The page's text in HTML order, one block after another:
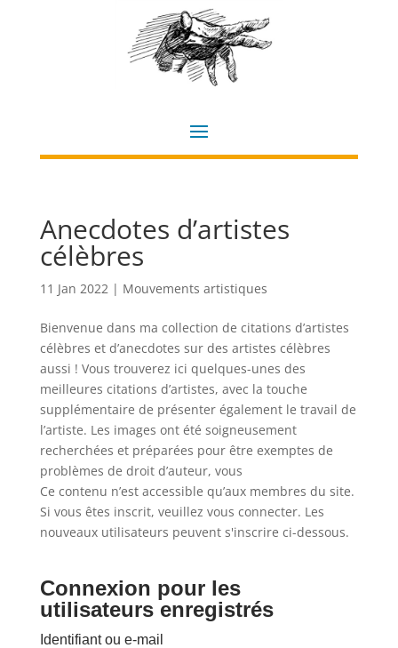
Anecdotes d’artistes
célèbres
11 Jan 2022| Mouvements artistiques
Bienvenue dans ma collection de citations d’artistes
célèbres et d’anecdotes sur des artistes célèbres
aussi ! Vous trouverez ici quelques-unes des
meilleures citations d’artistes, avec la touche
supplémentaire de présenter également le travail de
l’artiste. Les images ont été soigneusement
recherchées et préparées pour être exemptes de
problèmes de droit d’auteur, vous
Ce contenu n’est accessible qu’aux membres du site.
Si vous êtes inscrit, veuillez vous connecter. Les
nouveaux utilisateurs peuvent s'inscrire ci-dessous.
Connexion pour les
utilisateurs enregistrés
Identifiant ou e-mail